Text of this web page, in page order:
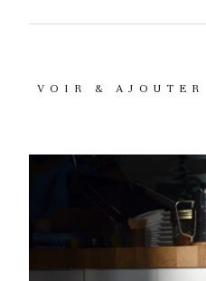
VOIR & AJOUTER